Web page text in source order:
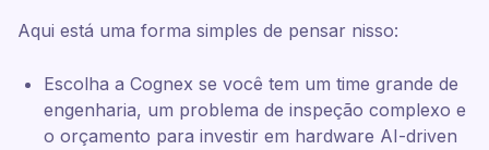
Aqui está uma forma simples de pensar nisso:
Escolha a Cognex se você tem um time grande de
engenharia, um problema de inspeção complexo e
o orçamento para investir em hardware AI-driven